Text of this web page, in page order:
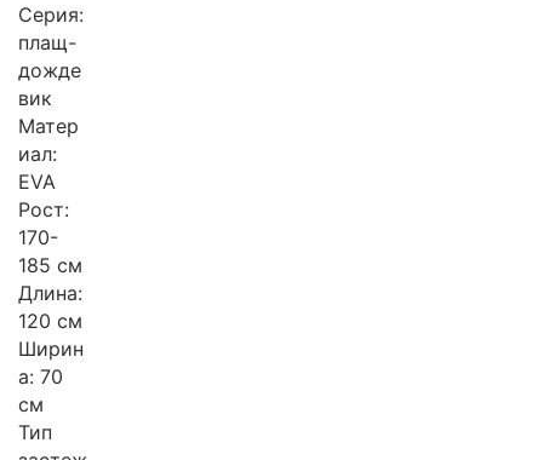
Серия:
плащ-
дожде
вик
Матер
иал:
EVA
Рост:
170-
185 см
Длина:
120 см
Ширин
а: 70
см
Тип